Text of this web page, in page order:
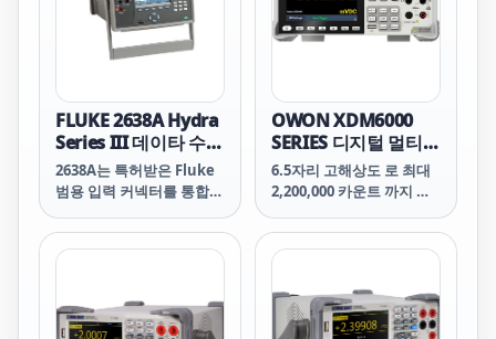
FLUKE 2638A Hydra
Series III 데이타 수집
장치/디지털 멀티미터
2638A는 특허받은 Fluke
범용 입력 커넥터를 통합해
높은 열전대 측정 정확도를
보장합니다. 범용 입력 커
유형을 지원하고, 온도 중
심의 메뉴 선택을 지원하므
OWON XDM6000
SERIES 디지털 멀티미
터 4.3인치 터치스크
린
6.5자리 고해상도 로 최대
2,200,000 카운트 까지 정
정을 제공합니다.